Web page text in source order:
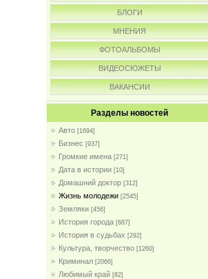
БЛОГИ
МНЕНИЯ
ФОТОАЛЬБОМЫ
ВИДЕОСЮЖЕТЫ
ВАКАНСИИ
Разделы новостей
Авто [1694]
Бизнес [937]
Громкие имена [271]
Дата в истории [10]
Домашний доктор [312]
Жизнь молодежи [2545]
Земляки [456]
История города [687]
История в судьбах [292]
Культура, творчество [1260]
Криминал [2066]
Любимый край [82]